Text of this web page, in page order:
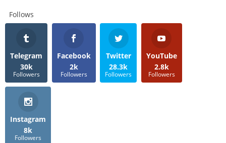
Follows
Telegram
30k
Followers
Facebook
2k
Followers
Twitter
28.3k
Followers
YouTube
2.8k
Followers
Instagram
8k
Followers